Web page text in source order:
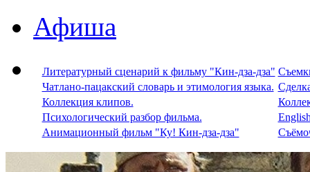
Афиша
Литературный сценарий к фильму "Кин-дза-дза"
Чатлано-пацакский словарь и этимология языка.
Коллекция клипов.
Психологический разбор фильма.
Анимационный фильм "Ку! Кин-дза-дза"